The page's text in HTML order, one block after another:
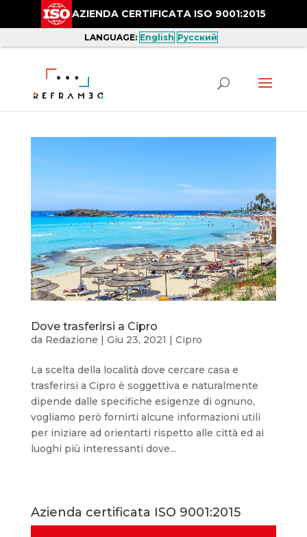
Dove trasferirsi a Cipro
da Redazione | Giu 23, 2021 | Cipro
La scelta della località dove cercare casa e
trasferirsi a Cipro è soggettiva e naturalmente
dipende dalle specifiche esigenze di ognuno,
vogliamo però fornirti alcune informazioni utili
per iniziare ad orientarti rispetto alle città ed ai
luoghi più interessanti dove...
Azienda certificata ISO 9001:2015
AZIENDA CERTIFICATA ISO 9001:2015
LANGUAGE: English Русский